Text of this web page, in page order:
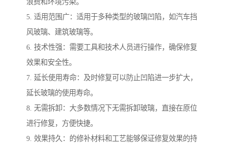
5. 适用范围广：适用于多种类型的玻璃凹陷，如汽车挡
风玻璃、建筑玻璃等。
6. 技术性强：需要工具和技术人员进行操作，确保修复
效果和安全性。
7. 延长使用寿命：及时修复可以防止凹陷进一步扩大，
延长玻璃的使用寿命。
8. 无需拆卸：大多数情况下无需拆卸玻璃，直接在原位
进行修复，方便快捷。
9. 效果持久：的修补材料和工艺能够保证修复效果的持